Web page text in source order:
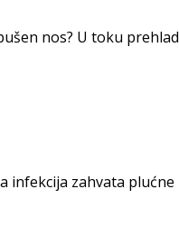
nos? U toku
zahvata